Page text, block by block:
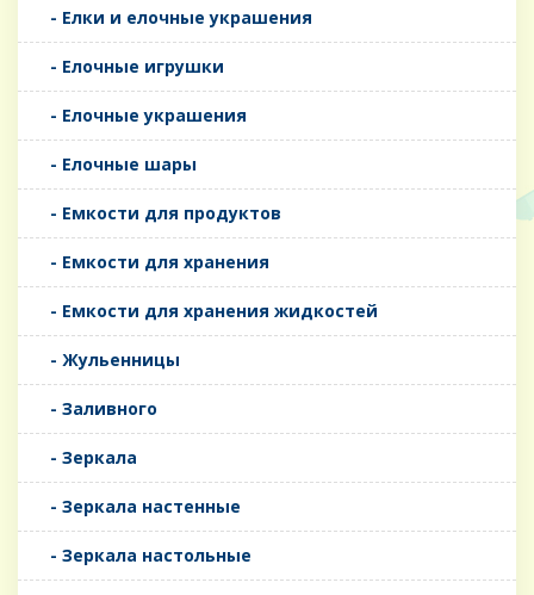
- Елки и елочные украшения
- Елочные игрушки
- Елочные украшения
- Елочные шары
- Емкости для продуктов
- Емкости для хранения
- Емкости для хранения жидкостей
- Жульенницы
- Заливного
- Зеркала
- Зеркала настенные
- Зеркала настольные